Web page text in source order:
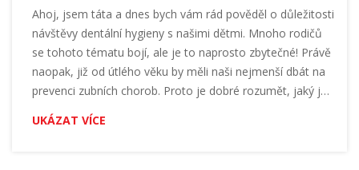
Ahoj, jsem táta a dnes bych vám rád pověděl o důležitosti
návštěvy dentální hygieny s našimi dětmi. Mnoho rodičů
se tohoto tématu bojí, ale je to naprosto zbytečné! Právě
naopak, již od útlého věku by měli naši nejmenší dbát na
prevenci zubních chorob. Proto je dobré rozumět, jaký je
správný postup péče o dětské zuby. Přečtěte si mé tipy a
rady, jak zvládnout návštěvu zubaře s dětmi bez stresu.
UKÁZAT VÍCE